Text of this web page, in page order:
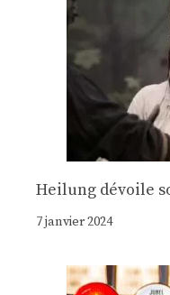
Heilung dévoile
7 janvier 2024